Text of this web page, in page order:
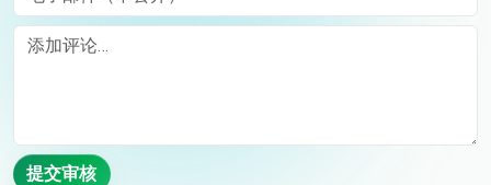
Comment
提交审核